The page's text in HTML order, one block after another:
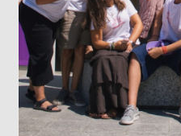
Cada vez que
artificial subiendo
un avatar
cediendo una
escaneo facial no
inofensivo;
identidad...